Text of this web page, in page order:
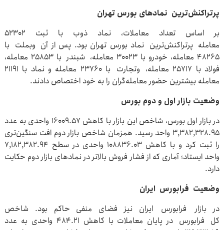
پرتراکنش‌ترین نمادهای بورس تهران
بر اساس تعداد معاملات، نماد ذوب با ثبت ۵۲۳۰۲
معامله پرتراکنش‌ترین نماد بورس تهران بود. پس از آن وبملت با
۴۸۲۶۵ معامله، خودرو با ۳۰۰۲۳ معامله، شبندر با ۲۵۸۵۳ معامله،
فولاد با ۲۵۷۱۷ معامله، وتجارت با ۲۳۷۶۰ معامله و نماد با ۲۱۱۹۱
معامله بیشترین حضور معامله‌گران را به خود اختصاص دادند.
وضعیت بازار اول و دوم بورس
در بازار اول بورس، شاخص این بازار با کاهش ۱۶۰۰۹.۵۷ واحدی به عدد
۳,۳۸۲,۳۲۸.۹۵ واحد رسید. همزمان شاخص بازار دوم افت سنگین‌تری
را ثبت کرد و با کاهش ۱۰۸۸۳۶.۰۳ واحدی در سطح ۷,۱۸۲,۳۸۲.۹۴
واحد ایستاد؛ آماری که از فشار فروش بالاتر در نمادهای بازار دوم حکایت
دارد.
وضعیت فرابورس ایران
در بازار فرابورس ایران نیز فضای منفی حاکم بود. شاخص
کل فرابورس در پایان معاملات با کاهش ۴۸۴.۲۱ واحدی به عدد